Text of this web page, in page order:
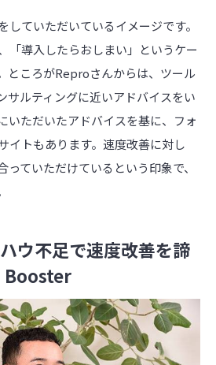
していただいているイメージです。
「導入したらおしまい」というケー
ところがReproさんからは、ツール
サルティングに近いアドバイスをい
いただいたアドバイスを基に、フォ
イトもあります。速度改善に対し
ていただけているという印象で、
ウ不足で速度改善を諦
Booster